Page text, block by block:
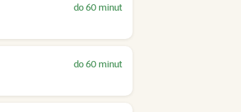
do 60 minut
do 60 minut